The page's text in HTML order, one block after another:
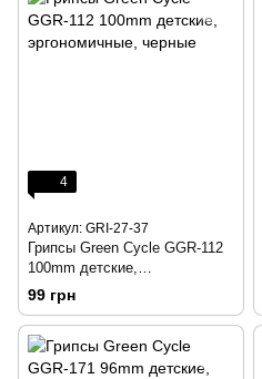
4
Артикул: GRI-27-37
Грипсы Green Cycle GGR-112
100mm детские,
эргономичные, черные
99 грн